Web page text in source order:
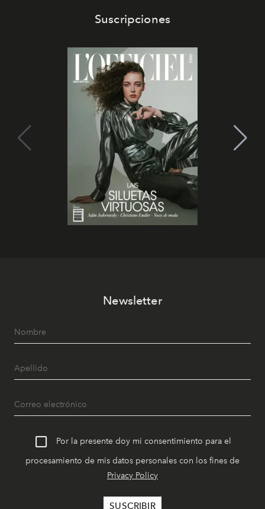
Suscripciones
Newsletter
Por la presente doy mi consentimiento para el
procesamiento de mis datos personales con los fines de
Privacy Policy